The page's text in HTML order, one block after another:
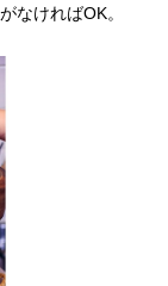
なければOK。